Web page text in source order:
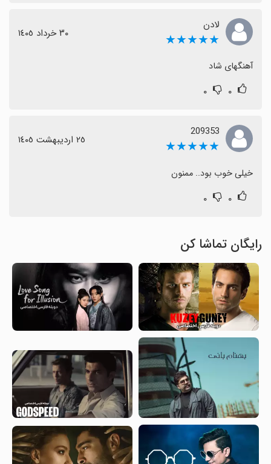
لادن
★★★★★ ٣٠ خرداد ١٤٠٥
آهنگهای شاد
۰ ۰
209353
★★★★★ ٢٥ اردیبهشت ١٤٠٥
خیلی خوب بود.. ممنون
۰ ۰
رایگان تماشا کن